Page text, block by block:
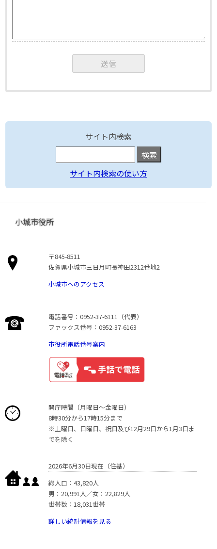
サイト内検索
サイト内検索の使い方
小城市役所
〒845-8511
佐賀県小城市三日月町長神田2312番地2
小城市へのアクセス
電話番号：0952-37-6111（代表）
ファックス番号：0952-37-6163
市役所電話番号案内
開庁時間（月曜日〜金曜日）
8時30分から17時15分まで
※土曜日、日曜日、祝日及び12月29日から1月3日ま
でを除く
2026年6月30日現在（住基）
総人口：43,820人
男：20,991人／女：22,829人
世帯数：18,031世帯
詳しい統計情報を見る